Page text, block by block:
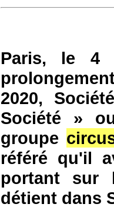
Paris, le 4
2020,
Société »
groupe
référé qu'il
portant sur
détient dans